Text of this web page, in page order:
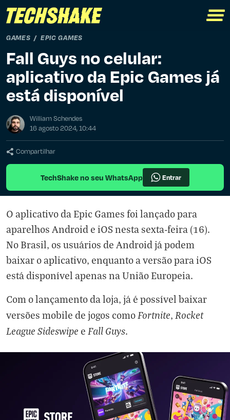
GAMES EPIC GAMES
Fall Guys no celular:
aplicativo da Epic Games já
está disponível
William Schendes
16 agosto 2024, 10:44
Compartilhar
TechShake no seu WhatsApp Entrar
O aplicativo da Epic Games foi lançado para
aparelhos Android e iOS nesta sexta-feira (16).
No Brasil, os usuários de Android já podem
baixar o aplicativo, enquanto a versão para iOS
está disponível apenas na União Europeia.
Com o lançamento da loja, já é possível baixar
versões mobile de jogos como Fortnite, Rocket
League Sideswipe e Fall Guys.